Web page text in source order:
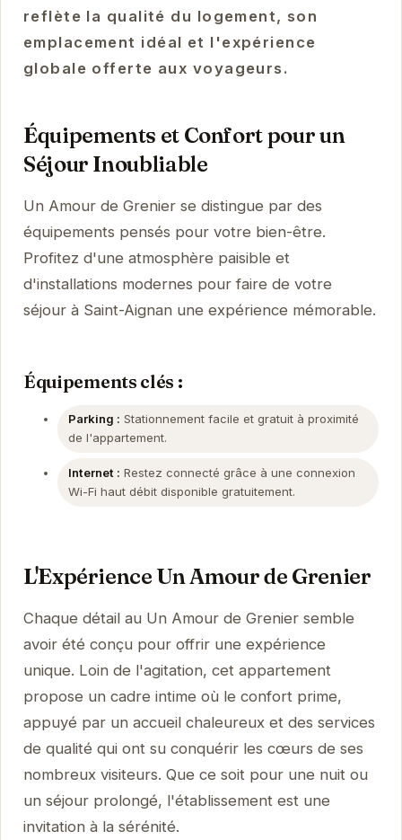
reflète la qualité du logement, son
emplacement idéal et l'expérience
globale offerte aux voyageurs.
Équipements et Confort pour un
Séjour Inoubliable
Un Amour de Grenier se distingue par des
équipements pensés pour votre bien-être.
Profitez d'une atmosphère paisible et
d'installations modernes pour faire de votre
séjour à Saint-Aignan une expérience mémorable.
Équipements clés :
Parking : Stationnement facile et gratuit à proximité
de l'appartement.
Internet : Restez connecté grâce à une connexion
Wi-Fi haut débit disponible gratuitement.
L'Expérience Un Amour de Grenier
Chaque détail au Un Amour de Grenier semble
avoir été conçu pour offrir une expérience
unique. Loin de l'agitation, cet appartement
propose un cadre intime où le confort prime,
appuyé par un accueil chaleureux et des services
de qualité qui ont su conquérir les cœurs de ses
nombreux visiteurs. Que ce soit pour une nuit ou
un séjour prolongé, l'établissement est une
invitation à la sérénité.